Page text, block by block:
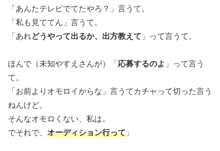
「あんたテレビでてたやろ？」言うて。
「私も見ててん」言うて。
「あれどうやって出るか、出方教えて 」って言うて。
ほんで（未知やすえさんが）「 応募するのよ 」って言う
て。
「お前よりオモロイからな」言うてカチャって切った言う
ねんけど。
そんなオモロくない、私は。
でそれで、 オーディション行って 」